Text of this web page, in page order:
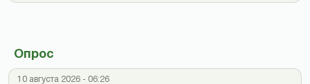
Опрос
10 августа 2026 - 06:26